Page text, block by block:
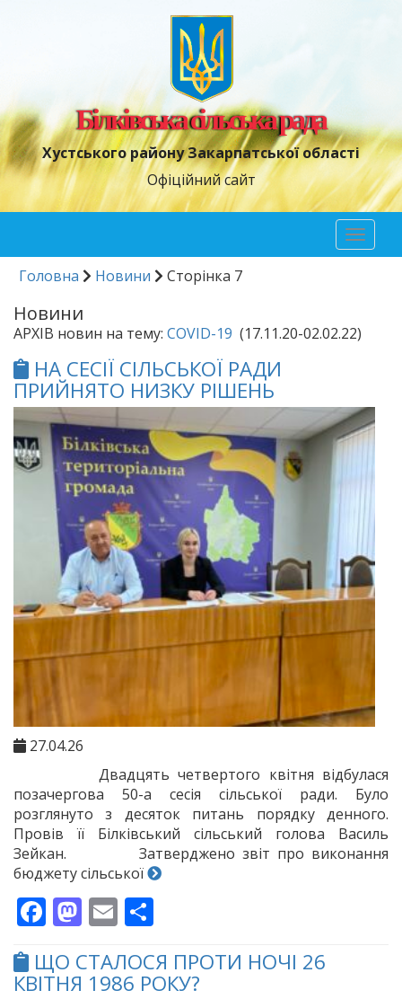
Білківська сільська рада
Хустського району Закарпатської області
Офіційний сайт
Toggle
Головна
Новини Сторінка 7
Новини
АРХІВ новин на тему: COVID-19 (17.11.20-02.02.22)
НА СЕСІЇ СІЛЬСЬКОЇ РАДИ
ПРИЙНЯТО НИЗКУ РІШЕНЬ
27.04.26
Двадцять четвертого квітня відбулася
позачергова 50-а сесія сільської ради. Було
розглянуто з десяток питань порядку денного.
Провів її Білківський сільський голова Василь
Зейкан. Затверджено звіт про виконання
бюджету сільської
Facebook
Mastodon
Email
ЩО СТАЛОСЯ ПРОТИ НОЧІ 26
КВІТНЯ 1986 РОКУ?